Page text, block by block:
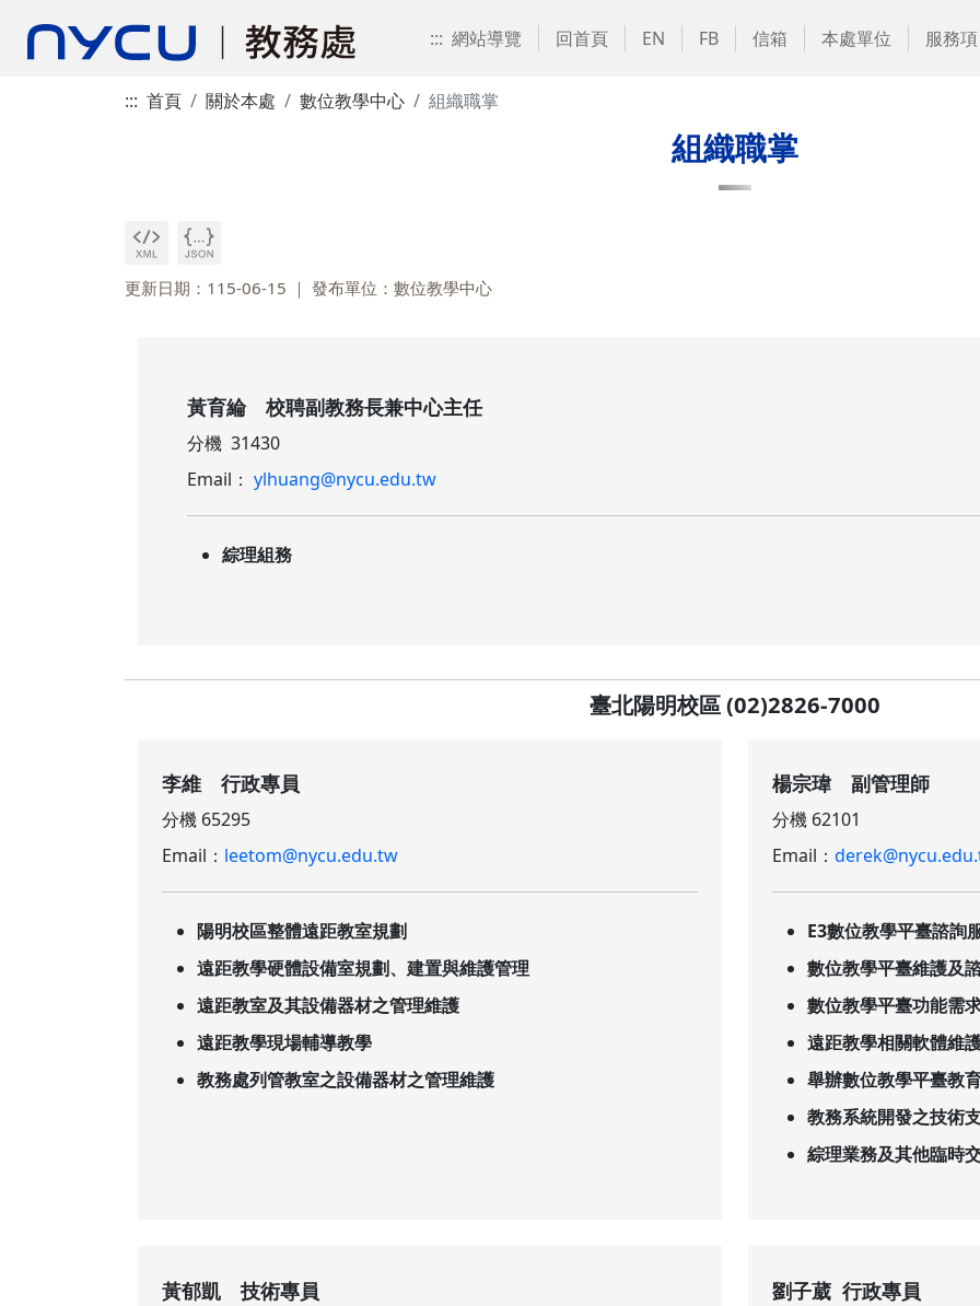
::: 網站導覽 回首頁 EN FB 信箱 本處單位 服務
::: 首頁 關於本處 數位教學中心 組織職掌
組織職掌
更新日期：115-06-15 發布單位：數位教學中心
黃育綸 校聘副教務長兼中心主任
分機 31430
Email： ylhuang@nycu.edu.tw
綜理組務
臺北陽明校區 (02)2826-7000
李維 行政專員
分機 65295
Email： leetom@nycu.edu.tw
陽明校區整體遠距教室規劃
遠距教學硬體設備室規劃、建置與維護管理
遠距教室及其設備器材之管理維護
遠距教學現場輔導教學
教務處列管教室之設備器材之管理維護
楊宗瑋 副管理師
分機 62101
Email：
E3數位教學平臺諮詢
數位教學平臺維護及
數位教學平臺功能需
遠距教學相關軟體維
舉辦數位教學平臺教
教務系統開發之技術
綜理業務及其他臨時
黃郁凱 技術專員 劉子葳 行政專員